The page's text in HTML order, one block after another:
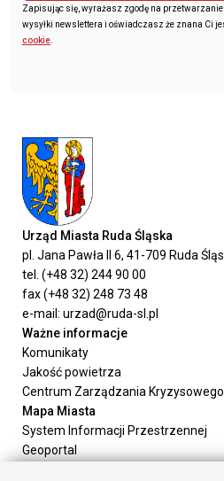
Zapisując się, wyrażasz zgodę na przetwarzanie
wysyłki newslettera i oświadczasz że znana Ci
cookie.
Urząd Miasta Ruda Śląska
pl. Jana Pawła II 6, 41-709 Ruda
tel. (+48 32) 244 90 00
fax (+48 32) 248 73 48
e-mail: urzad@ruda-sl.pl
Ważne informacje
Komunikaty
Jakość powietrza
Centrum Zarządzania Kryzysowego
Mapa Miasta
System Informacji Przestrzennej
Geoportal